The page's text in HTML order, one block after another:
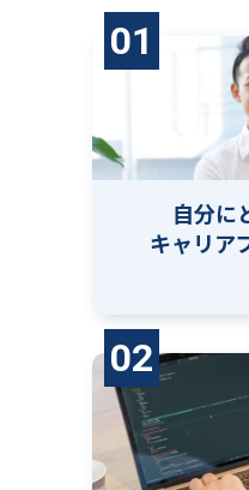
01
自分に
キャリア
02